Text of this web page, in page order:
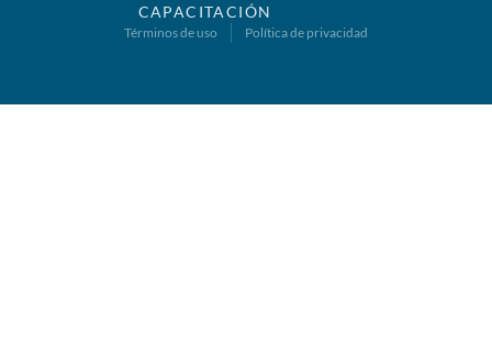
CAPACITACIÓN
Términos de uso Política de privacidad